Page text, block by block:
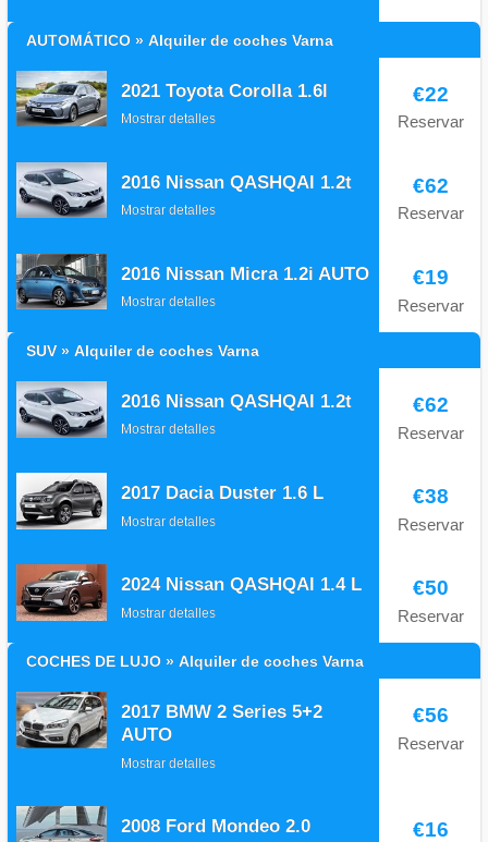
AUTOMÁTICO » Alquiler de coches Varna
2021 Toyota Corolla 1.6l
Mostrar detalles
€22
Reservar
2016 Nissan QASHQAI 1.2t
Mostrar detalles
€62
Reservar
2016 Nissan Micra 1.2i AUTO
Mostrar detalles
€19
Reservar
SUV » Alquiler de coches Varna
2016 Nissan QASHQAI 1.2t
Mostrar detalles
€62
Reservar
2017 Dacia Duster 1.6 L
Mostrar detalles
€38
Reservar
2024 Nissan QASHQAI 1.4 L
Mostrar detalles
€50
Reservar
COCHES DE LUJO » Alquiler de coches Varna
2017 BMW 2 Series 5+2
AUTO
Mostrar detalles
€56
Reservar
2008 Ford Mondeo 2.0 €16